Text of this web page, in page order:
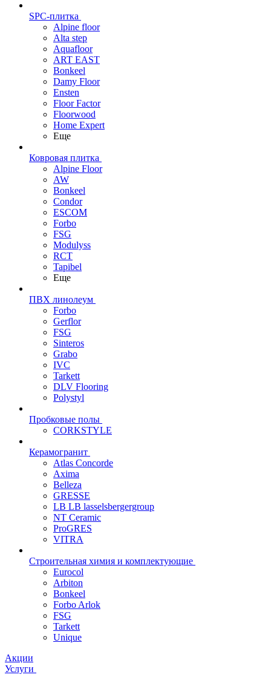
SPC-плитка
Alpine floor
Alta step
Aquafloor
ART EAST
Bonkeel
Damy Floor
Ensten
Floor Factor
Floorwood
Home Expert
Еще
Ковровая плитка
Alpine Floor
AW
Bonkeel
Condor
ESCOM
Forbo
FSG
Modulyss
RCT
Tapibel
Еще
ПВХ линолеум
Forbo
Gerflor
FSG
Sinteros
Grabo
IVC
Tarkett
DLV Flooring
Polystyl
Пробковые полы
CORKSTYLE
Керамогранит
Atlas Concorde
Axima
Belleza
GRESSE
LB LB lasselsbergergroup
NT Ceramic
ProGRES
VITRA
Строительная химия и комплектующие
Eurocol
Arbiton
Bonkeel
Forbo Arlok
FSG
Tarkett
Unique
Акции
Услуги